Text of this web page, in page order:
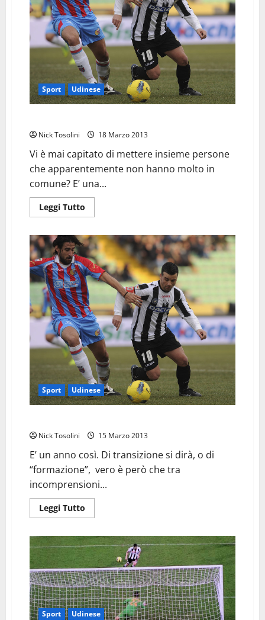
Sport Udinese
Nick Tosolini 18 Marzo 2013
Vi è mai capitato di mettere insieme persone
che apparentemente non hanno molto in
comune? E’ una...
Leggi Tutto
di
Col
Catania
l’
Udinese
del
futuro
Sport Udinese
Nick Tosolini 15 Marzo 2013
E’ un anno così. Di transizione si dirà, o di
“formazione”, vero è però che tra
incomprensioni...
Leggi Tutto
di
Catania
Udinese
Sport Udinese